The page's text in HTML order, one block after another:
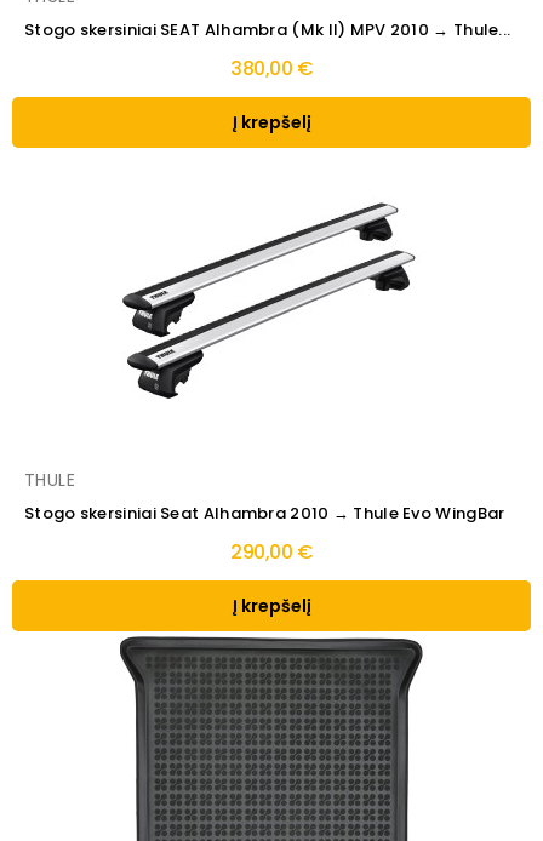
Stogo skersiniai SEAT Alhambra (Mk II) MPV 2010 → Thule...
380,00 €
Į krepšelį
THULE
Stogo skersiniai Seat Alhambra 2010 → Thule Evo WingBar
290,00 €
Į krepšelį